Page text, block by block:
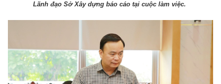
Lãnh đạo Sở Xây dựng báo cáo tại cuộc làm việc.